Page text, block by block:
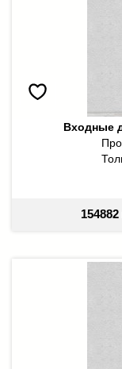
Входные
154882